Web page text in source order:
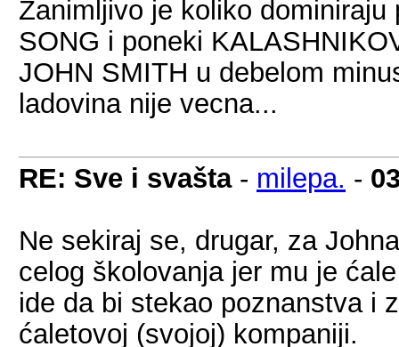
Zanimljivo je koliko
SONG i poneki
JOHN SMITH u debelom
ladovina nije vecna...
RE: Sve i svašta- milepa. -
Ne sekiraj se, drugar, za
celog školovanja jer mu je
ide da bi stekao poznanstva i
ćaletovoj (svojoj) kompaniji.